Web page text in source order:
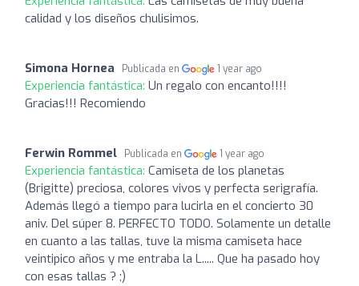
calidad y los diseños chulisimos.
Simona Hornea Publicada en 1 year ago
Experiencia fantástica: Un regalo con encanto!!!!
Gracias!!! Recomiendo
Ferwin Rommel Publicada en 1 year ago
Experiencia fantástica: Camiseta de los planetas
(Brigitte) preciosa, colores vivos y perfecta serigrafía.
Además llegó a tiempo para lucirla en el concierto 30
aniv. Del súper 8. PERFECTO TODO. Solamente un detalle
en cuanto a las tallas, tuve la misma camiseta hace
veintipico años y me entraba la L..... Que ha pasado hoy
con esas tallas ? ;)